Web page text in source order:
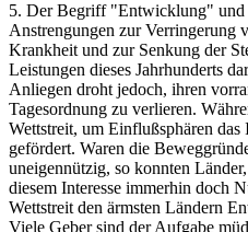
5. Der Begriff "Entwicklung" und
Anstrengungen zur Verringerung
Krankheit und zur Senkung der
Leistungen dieses Jahrhunderts
Anliegen droht jedoch, ihren
Tagesordnung zu verlieren.
Wettstreit, um Einflußsphären
gefördert. Waren die
uneigennützig, so konnten
diesem Interesse immerhin doch
Wettstreit den ärmsten Ländern
Viele Geber sind der Aufgabe